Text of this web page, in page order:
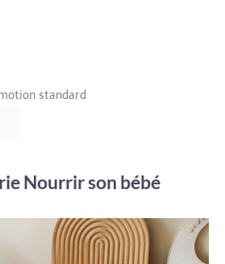
Nourrir son bébé